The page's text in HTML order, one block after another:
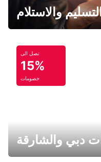
والاستلام
تصل الى
15%
خصومات
دبي والشارقة